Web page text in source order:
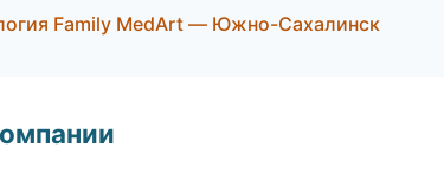
Family MedArt — Южно-Сахалинск